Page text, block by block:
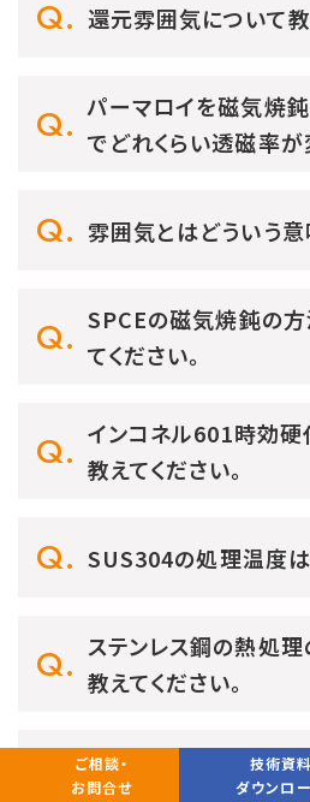
還元雰囲気について教
パーマロイを磁気焼
でどれくらい透磁率が
雰囲気とはどういう意
SPCEの磁気焼鈍の
てください。
インコネル601時効硬
教えてください。
SUS304の処理温度
ステンレス鋼の熱処
教えてください。
焼鈍で脱炭しますか。
ご相談・
お問合せ
技術資料
ダウンロ